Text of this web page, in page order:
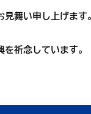
舞い申し上げます。
を祈念しています。